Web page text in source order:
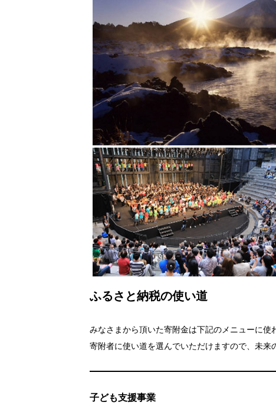
ふるさと納税の使い道
みなさまから頂いた寄附金は下記のメニューに使
寄附者に使い道を選んでいただけますので、未来
子ども支援事業